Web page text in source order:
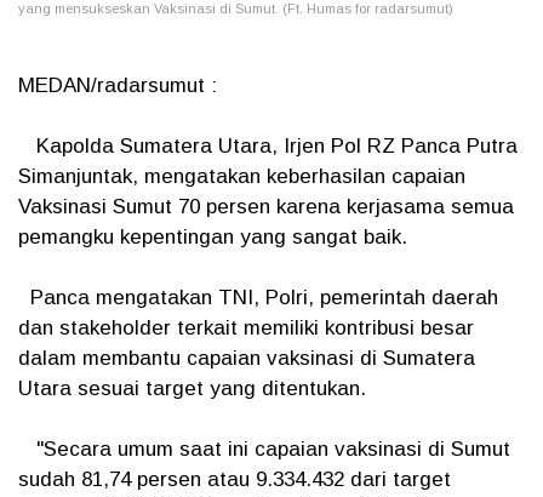
yang mensukseskan Vaksinasi di Sumut. (Ft. Humas for radarsumut)
MEDAN/radarsumut :
Kapolda Sumatera Utara, Irjen Pol RZ Panca Putra
Simanjuntak, mengatakan keberhasilan capaian
Vaksinasi Sumut 70 persen karena kerjasama semua
pemangku kepentingan yang sangat baik.
Panca mengatakan TNI, Polri, pemerintah daerah
dan stakeholder terkait memiliki kontribusi besar
dalam membantu capaian vaksinasi di Sumatera
Utara sesuai target yang ditentukan.
"Secara umum saat ini capaian vaksinasi di Sumut
sudah 81,74 persen atau 9.334.432 dari target